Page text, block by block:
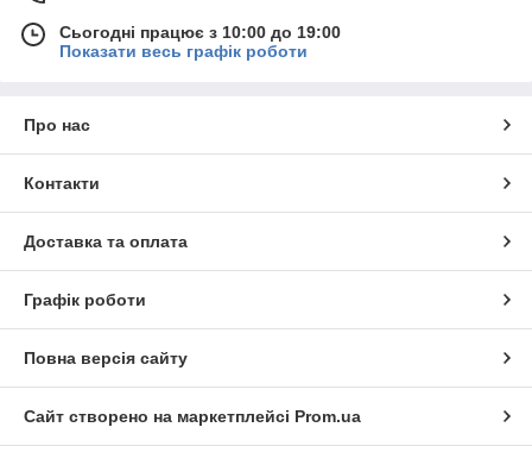
Сьогодні працює з 10:00 до 19:00
Показати весь графік роботи
Про нас
Контакти
Доставка та оплата
Графік роботи
Повна версія сайту
Сайт створено на маркетплейсі Prom.ua